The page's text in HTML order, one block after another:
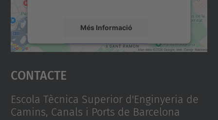
Més Informació
Accepta
powered by
Contacte
Escola Tècnica Superior d'Enginyeria de
Camins, Canals i Ports de Barcelona